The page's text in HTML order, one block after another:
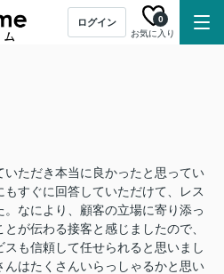
ログイン
お気に入り
0
ただき本当に良かったと思ってい
もすぐに回答していただけて、レス
なにより、顧客の立場に寄り添っ
が伝わる接客と感じましたので、
も信頼して任せられると思いまし
はたくさんいらっしゃるかと思い